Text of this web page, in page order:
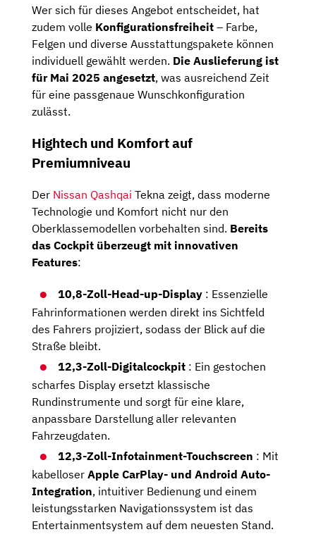
Wer sich für dieses Angebot entscheidet, hat
zudem volle Konfigurationsfreiheit – Farbe,
Felgen und diverse Ausstattungspakete können
individuell gewählt werden. Die Auslieferung ist
für Mai 2025 angesetzt, was ausreichend Zeit
für eine passgenaue Wunschkonfiguration
zulässt.
Hightech und Komfort auf
Premiumniveau
Der Nissan Qashqai Tekna zeigt, dass moderne
Technologie und Komfort nicht nur den
Oberklassemodellen vorbehalten sind. Bereits
das Cockpit überzeugt mit innovativen
Features:
10,8-Zoll-Head-up-Display : Essenzielle
Fahrinformationen werden direkt ins Sichtfeld
des Fahrers projiziert, sodass der Blick auf die
Straße bleibt.
12,3-Zoll-Digitalcockpit : Ein gestochen
scharfes Display ersetzt klassische
Rundinstrumente und sorgt für eine klare,
anpassbare Darstellung aller relevanten
Fahrzeugdaten.
12,3-Zoll-Infotainment-Touchscreen : Mit
kabelloser Apple CarPlay- und Android Auto-
Integration, intuitiver Bedienung und einem
leistungsstarken Navigationssystem ist das
Entertainmentsystem auf dem neuesten Stand.